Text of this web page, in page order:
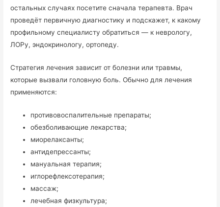
остальных случаях посетите сначала терапевта. Врач
проведёт первичную диагностику и подскажет, к какому
профильному специалисту обратиться — к неврологу,
ЛОРу, эндокринологу, ортопеду.
Стратегия лечения зависит от болезни или травмы,
которые вызвали головную боль. Обычно для лечения
применяются:
противовоспалительные препараты;
обезболивающие лекарства;
миорелаксанты;
антидепрессанты;
мануальная терапия;
иглорефлексотерапия;
массаж;
лечебная физкультура;